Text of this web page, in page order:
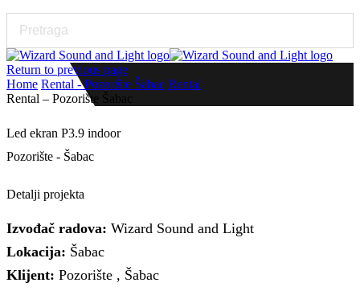
Return to previous page
Home Rental - Pozorište Šabac Rental
Rental – Pozorište Šabac
Led ekran P3.9 indoor
Pozorište - Šabac
Detalji projekta
Izvođač radova: Wizard Sound and Light
Lokacija: Šabac
Klijent: Pozorište , Šabac